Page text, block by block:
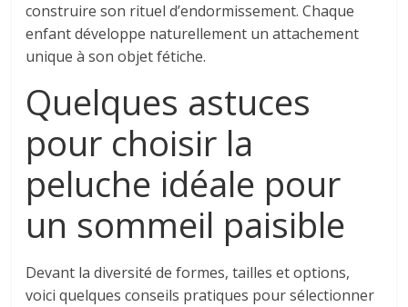
construire son rituel d’endormissement. Chaque
enfant développe naturellement un attachement
unique à son objet fétiche.
Quelques astuces
pour choisir la
peluche idéale pour
un sommeil paisible
Devant la diversité de formes, tailles et options,
voici quelques conseils pratiques pour sélectionner